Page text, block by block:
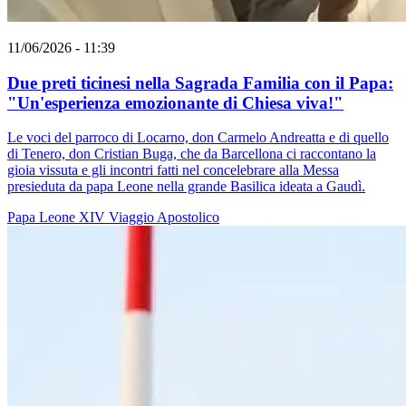
11/06/2026 - 11:39
Due preti ticinesi nella Sagrada Familia con il Papa:
"Un'esperienza emozionante di Chiesa viva!"
Le voci del parroco di Locarno, don Carmelo Andreatta e di quello
di Tenero, don Cristian Buga, che da Barcellona ci raccontano la
gioia vissuta e gli incontri fatti nel concelebrare alla Messa
presieduta da papa Leone nella grande Basilica ideata a Gaudì.
Papa Leone XIV Viaggio Apostolico